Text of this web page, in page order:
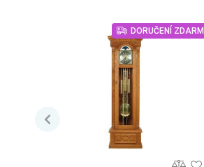
DORUČENÍ